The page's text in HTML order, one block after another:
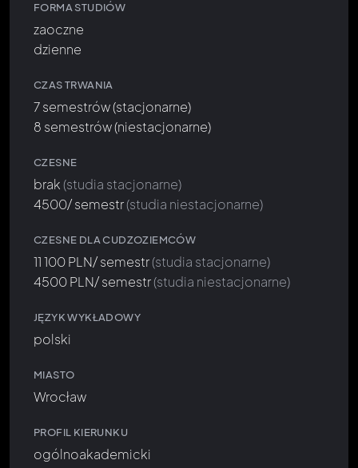
FORMA STUDIÓW
zaoczne
dzienne
CZAS TRWANIA
7 semestrów (stacjonarne)
8 semestrów (niestacjonarne)
CZESNE
brak(studia stacjonarne)
4500/ semestr(studia niestacjonarne)
CZESNE DLA CUDZOZIEMCÓW
11 100 PLN/ semestr(studia stacjonarne)
4500 PLN/ semestr(studia niestacjonarne)
JĘZYK WYKŁADOWY
polski
MIASTO
Wrocław
PROFIL KIERUNKU
ogólnoakademicki